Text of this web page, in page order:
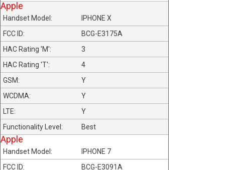
Apple
IPHONE X
BCG-E3175A
3
4
Y
Y
Y
Best
Apple
IPHONE 7
BCG-E3091A